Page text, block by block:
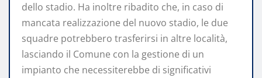
dello stadio. Ha inoltre ribadito che, in caso di
mancata realizzazione del nuovo stadio, le due
squadre potrebbero trasferirsi in altre località,
lasciando il Comune con la gestione di un
impianto che necessiterebbe di significativi